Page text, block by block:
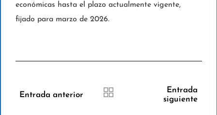
económicas hasta el plazo actualmente vigente,
fijado para marzo de 2026.
Entrada anterior
Entrada
siguiente